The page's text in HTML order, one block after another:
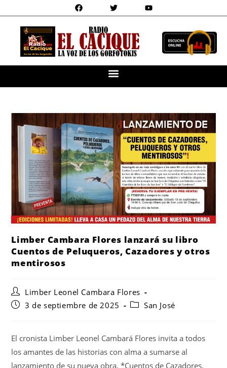
Limber Cambara Flores lanzará su libro
Cuentos de Peluqueros, Cazadores y otros
mentirosos
Limber Leonel Cambara Flores
3 de septiembre de 2025
San José
El cronista Limber Leonel Cambará Flores invita a todos
los amantes de las historias con alma a sumarse al
lanzamiento de su nueva obra, *Cuentos de Cazadores,